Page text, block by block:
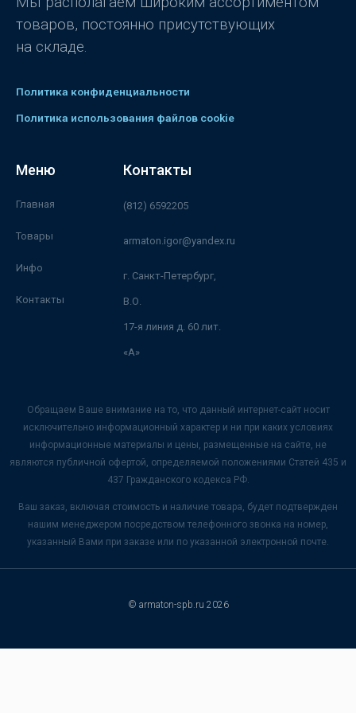
товаров, постоянно присутствующих
на складе.
Политика конфиденциальности
Политика использования файлов cookie
Меню
Главная
Товары
Инфо
Контакты
Контакты
(812) 6592205
armaton.igor@yandex.ru
г. Санкт-Петербург,
В.О.
17-я линия д. 60 лит.
«А»
Обращаем Ваше внимание на то, что данный интернет-сайт носит
исключительно информационный характер и ни при каких условиях
информационные материалы и цены, размещенные на сайте, не
являются публичной офертой, определяемой положениями Статей 435 и
437 Гражданского кодекса РФ.
Ваш заказ, включая стоимость и наличие товара, будет подтвержден
нашим менеджером посредством телефонного звонка на номер,
указанный Вами при заказе или по указанной электронной почте.
© armaton-spb.ru 2026